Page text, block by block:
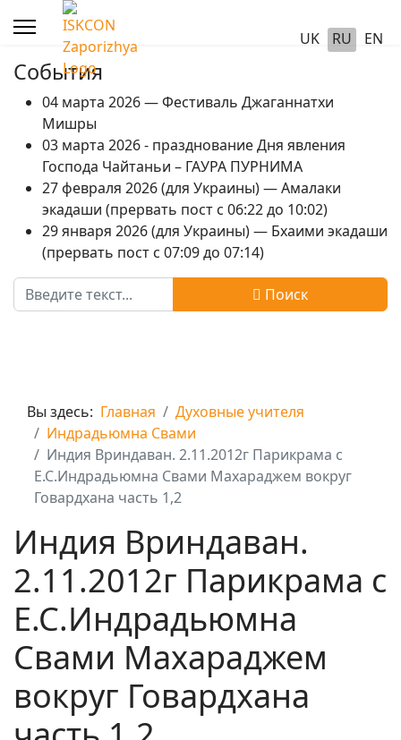
UK RU EN
События
04 марта 2026 — Фестиваль Джаганнатхи
Мишры
03 марта 2026 - празднование Дня явления
Господа Чайтаньи – ГАУРА ПУРНИМА
27 февраля 2026 (для Украины) — Амалаки
экадаши (прервать пост с 06:22 до 10:02)
29 января 2026 (для Украины) — Бхаими экадаши
(прервать пост с 07:09 до 07:14)
Поиск
Поиск
Вы здесь: Главная
Духовные учителя
Индрадьюмна Свами
Индия Вриндаван. 2.11.2012г Парикрама с
Е.С.Индрадьюмна Свами Махараджем вокруг
Говардхана часть 1,2
Индия Вриндаван.
2.11.2012г Парикрама с
Е.С.Индрадьюмна
Свами Махараджем
вокруг Говардхана